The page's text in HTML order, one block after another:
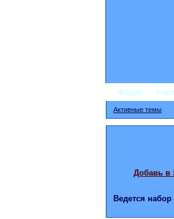
Форум
Активные темы
Добавь в
Ведется